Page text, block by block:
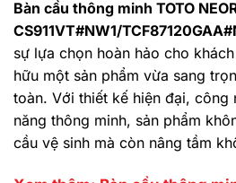
Bàn cầu thông minh TOTO
CS911VT#NW1/
sự lựa chọn hoàn hảo cho
hữu một sản phẩm vừa sang
toàn. Với thiết kế hiện đại, công
năng thông minh, sản phẩm
cầu vệ sinh mà còn nâng tầm